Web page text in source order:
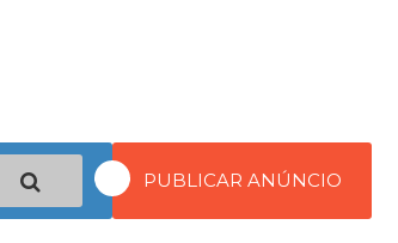
PUBLICAR ANÚNCIO